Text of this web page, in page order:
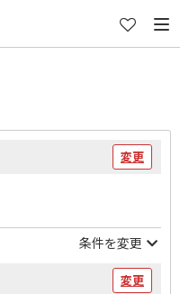
変更
条件を変更
変更